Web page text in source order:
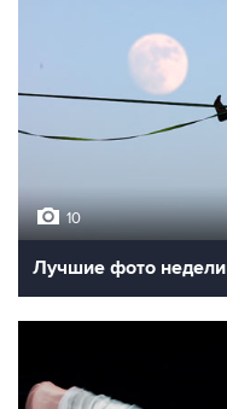
10
Лучшие фото недели